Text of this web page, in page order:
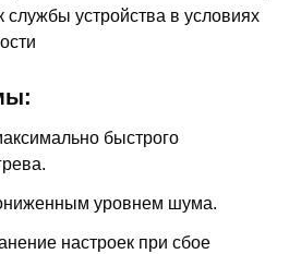
службы устройства в условиях
быстрого
уровнем шума.
настроек при сбое